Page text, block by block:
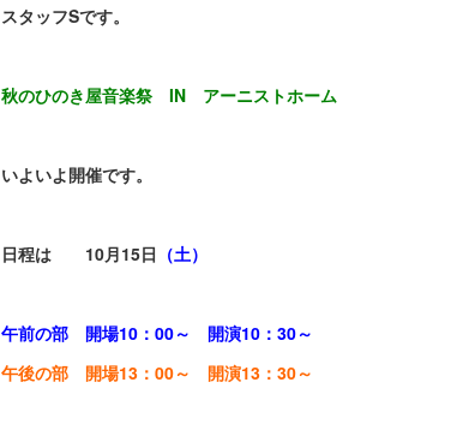
スタッフSです。
秋のひのき屋音楽祭 IN アーニストホーム
いよいよ開催です。
日程は 10月15日 （土）
午前の部 開場10：00～ 開演10：30～
午後の部 開場13：00～ 開演13：30～